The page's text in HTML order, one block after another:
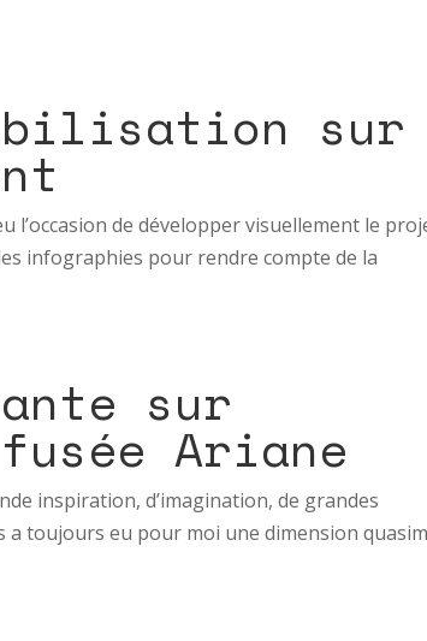
sur
l’occasion de développer visuellement le
infographies pour rendre compte de la
sur
Ariane
inspiration, d’imagination, de grandes
a toujours eu pour moi une dimension